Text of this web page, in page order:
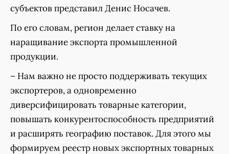
субъектов представил Денис Носачев.
По его словам, регион делает ставку на
наращивание экспорта промышленной
продукции.
– Нам важно не просто поддерживать текущих
экспортеров, а одновременно
диверсифицировать товарные категории,
повышать конкурентоспособность предприятий
и расширять географию поставок. Для этого мы
формируем реестр новых экспортных товарных